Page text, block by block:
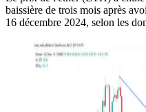
baissière de trois mois après
16 décembre 2024, selon les